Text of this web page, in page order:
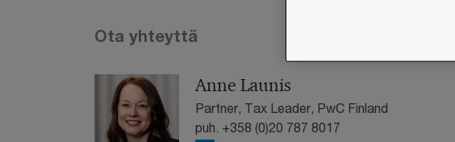
Ota yhteyttä
Anne Launis
Partner, Tax Leader, PwC Finland
puh. +358 (0)20 787 8017